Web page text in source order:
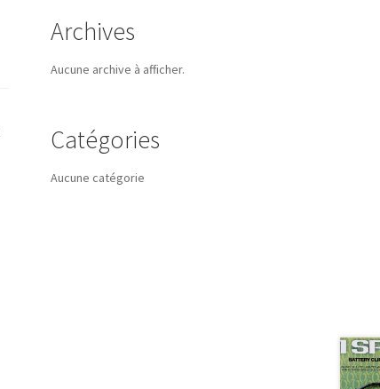
Archives
Aucune archive à afficher.
Catégories
Aucune catégorie